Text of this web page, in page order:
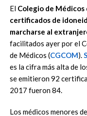
El Colegio de
certificados de
marcharse al
facilitados ayer por el
de Médicos (CGCOM).
es la cifra más alta de
se emitieron 92
2017 fueron 84.
Los médicos menores